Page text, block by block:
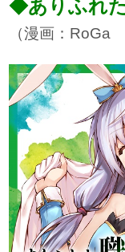
◆ありふれ
（漫画：RoGa